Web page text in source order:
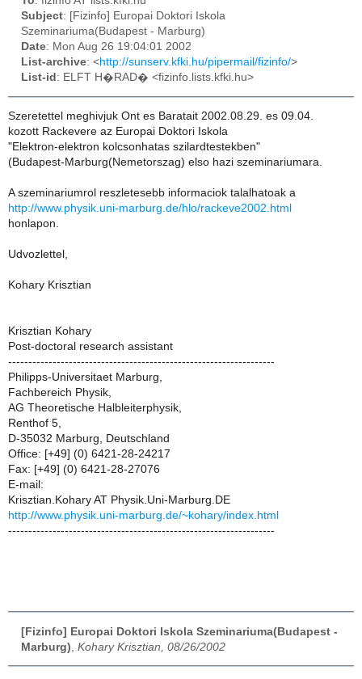
Subject: [Fizinfo] Europai Doktori Iskola
Szeminariuma(Budapest - Marburg)
Date: Mon Aug 26 19:04:01 2002
List-archive: <http://sunserv.kfki.hu/pipermail/fizinfo/>
List-id : ELFT H�RAD� <fizinfo.lists.kfki.hu>
Szeretettel meghivjuk Ont es Baratait 2002.08.29. es 09.04.
kozott Rackevere az Europai Doktori Iskola
"Elektron-elektron kolcsonhatas szilardtestekben"
(Budapest-Marburg(Nemetorszag) elso hazi szeminariumara.
A szeminariumrol reszletesebb informaciok talalhatoak a
http://www.physik.uni-marburg.de/hlo/rackeve2002.html
honlapon.
Udvozlettel,
Kohary Krisztian
Krisztian Kohary
Post-doctoral research assistant
------------------------------------------------------------------
Philipps-Universitaet Marburg,
Fachbereich Physik,
AG Theoretische Halbleiterphysik,
Renthof 5,
D-35032 Marburg, Deutschland
Office: [+49] (0) 6421-28-24217
Fax: [+49] (0) 6421-28-27076
E-mail:
Krisztian.Kohary AT Physik.Uni-Marburg.DE
http://www.physik.uni-marburg.de/~kohary/index.html
------------------------------------------------------------------
[Fizinfo] Europai Doktori Iskola Szeminariuma(Budapest -
Marburg) Kohary Krisztian, 08/26/2002